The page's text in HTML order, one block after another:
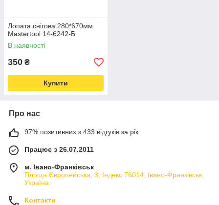
Лопата снігова 280*670мм
Mastertool 14-6242-Б
В наявності
350 ₴
Купити
Про нас
97% позитивних з 433 відгуків за рік
Працює з 26.07.2011
м. Івано-Франківськ
Площа Європейська, 3, Індекс 76014, Івано-Франківськ,
Україна
Контакти